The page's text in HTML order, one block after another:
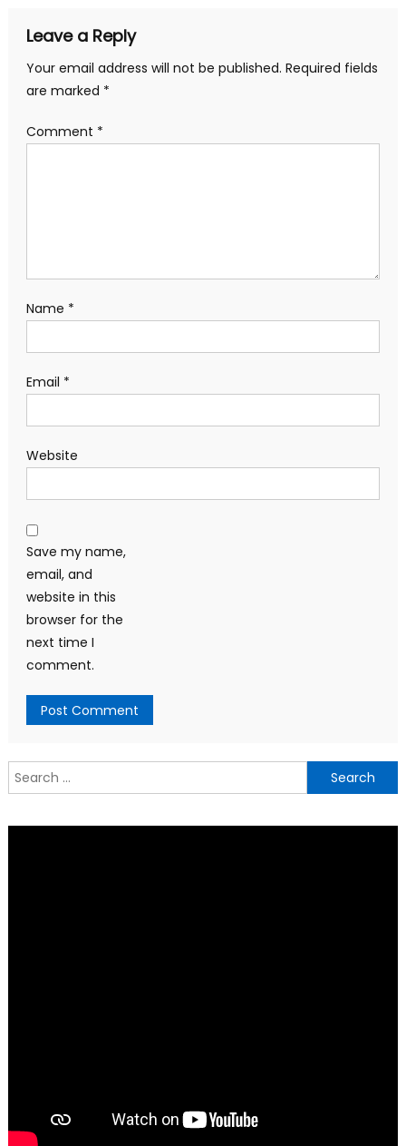
Leave a Reply
Your email address will not be published. Required fields
are marked *
Comment *
Name *
Email *
Website
Save my name,
email, and
website in this
browser for the
next time I
comment.
Search
for: